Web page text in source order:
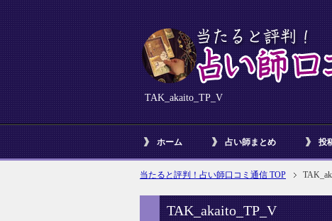
TAK_akaito_TP_V
ホーム 占い師まとめ 投
当たると評判！占い師口コミ通信 TOP
TAK_akaito_TP_V